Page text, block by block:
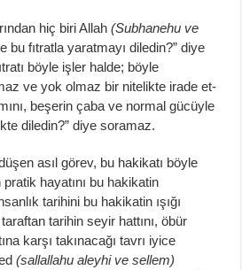
hiç biri Allah(Subhanehu ve
bu fıtratla yaratmayı diledin?” diye
böyle işler halde; böyle
ve yok olmaz bir nitelikte irade et­
beşerin çaba ve normal gücüyle
diledin?” diye soramaz.
asıl görev, bu hakikatı böyle
hayatını bu hakikatin
tarihini bu hakikatin ışığı
tarihin seyir hattını, öbür
karşı takınacağı tavrı iyice
(sallallahu aleyhi ve sellem)